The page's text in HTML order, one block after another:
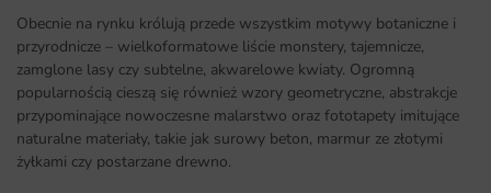
Obecnie na rynku królują przede wszystkim motywy botaniczne i
przyrodnicze – wielkoformatowe liście monstery, tajemnicze,
zamglone lasy czy subtelne, akwarelowe kwiaty. Ogromną
popularnością cieszą się również wzory geometryczne, abstrakcje
przypominające nowoczesne malarstwo oraz fototapety imitujące
naturalne materiały, takie jak surowy beton, marmur ze złotymi
żyłkami czy postarzane drewno.